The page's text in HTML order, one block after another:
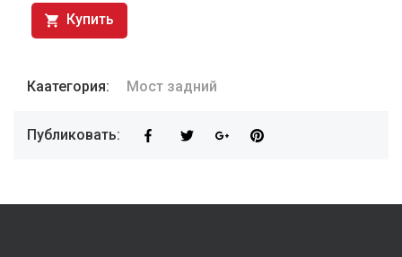
Купить
Каатегория: Мост задний
Публиковать: